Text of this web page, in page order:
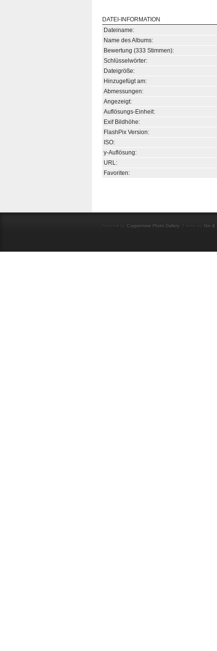
DATEI-INFORMATION
Dateiname:
Name des Albums:
Bewertung (333 Stimmen):
Schlüsselwörter:
Dateigröße:
Hinzugefügt am:
Abmessungen:
Angezeigt:
Auflösungs-Einheit:
Exif Bildhöhe:
FlashPix Version:
ISO:
y-Auflösung:
URL:
Favoriten:
Powered by Coppermine Photo Gallery. Theme by Gin &